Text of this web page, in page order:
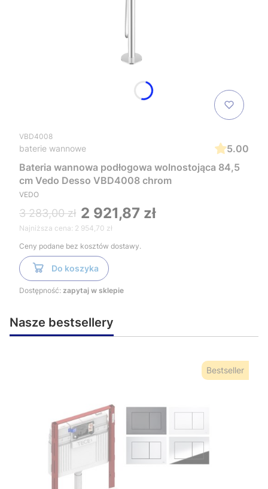
VBD4008
baterie wannowe
5.00
Bateria wannowa podłogowa wolnostojąca 84,5
cm Vedo Desso VBD4008 chrom
VEDO
3 283,00 zł 2 921,87 zł
Najniższa cena: 2 954,70 zł
Ceny podane bez kosztów dostawy.
Do koszyka
Dostępność: zapytaj w sklepie
Nasze bestsellery
Bestseller